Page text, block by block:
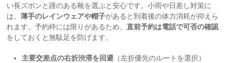
い長ズボンと踵のある靴を選ぶと安心です。小雨や日差し対策に
は、薄手のレインウェアや帽子があると到着後の体力消耗が抑えら
れます。予約枠には限りがあるため、直前予約は電話で可否の確認
をしておくと無駄足を防げます。
主要交差点の右折渋滞を回避 （左折優先のルートを選択）